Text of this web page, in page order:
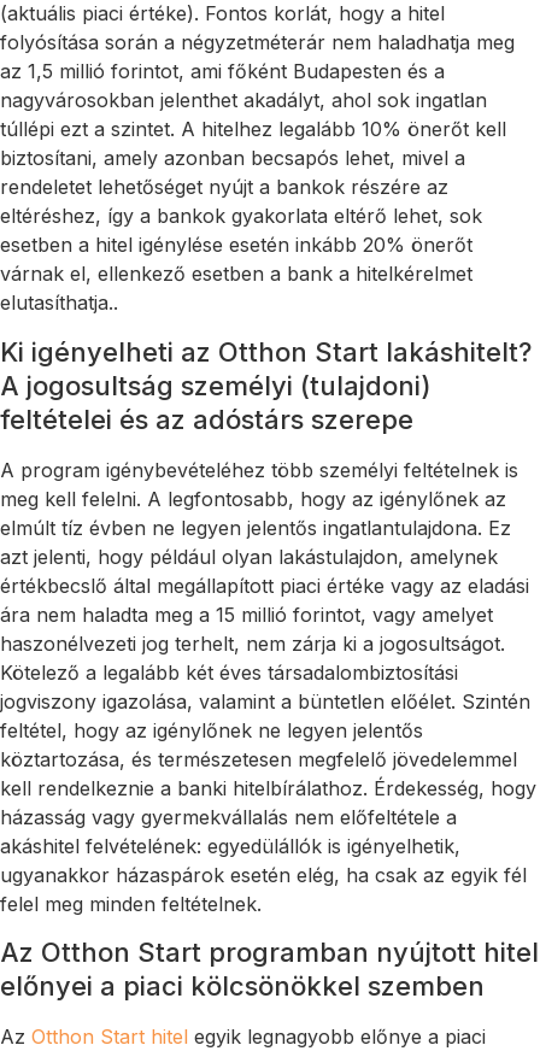
(aktuális piaci értéke). Fontos korlát, hogy a hitel
folyósítása során a négyzetméterár nem haladhatja meg
az 1,5 millió forintot, ami főként Budapesten és a
nagyvárosokban jelenthet akadályt, ahol sok ingatlan
túllépi ezt a szintet. A hitelhez legalább 10% önerőt kell
biztosítani, amely azonban becsapós lehet, mivel a
rendeletet lehetőséget nyújt a bankok részére az
eltéréshez, így a bankok gyakorlata eltérő lehet, sok
esetben a hitel igénylése esetén inkább 20% önerőt
várnak el, ellenkező esetben a bank a hitelkérelmet
elutasíthatja..
Ki igényelheti az Otthon Start lakáshitelt?
A jogosultság személyi (tulajdoni)
feltételei és az adóstárs szerepe
A program igénybevételéhez több személyi feltételnek is
meg kell felelni. A legfontosabb, hogy az igénylőnek az
elmúlt tíz évben ne legyen jelentős ingatlantulajdona. Ez
azt jelenti, hogy például olyan lakástulajdon, amelynek
értékbecslő által megállapított piaci értéke vagy az eladási
ára nem haladta meg a 15 millió forintot, vagy amelyet
haszonélvezeti jog terhelt, nem zárja ki a jogosultságot.
Kötelező a legalább két éves társadalombiztosítási
jogviszony igazolása, valamint a büntetlen előélet. Szintén
feltétel, hogy az igénylőnek ne legyen jelentős
köztartozása, és természetesen megfelelő jövedelemmel
kell rendelkeznie a banki hitelbírálathoz. Érdekesség, hogy
házasság vagy gyermekvállalás nem előfeltétele a
akáshitel felvételének: egyedülállók is igényelhetik,
ugyanakkor házaspárok esetén elég, ha csak az egyik fél
felel meg minden feltételnek.
Az Otthon Start programban nyújtott hitel
előnyei a piaci kölcsönökkel szemben
Az Otthon Start hitel egyik legnagyobb előnye a piaci